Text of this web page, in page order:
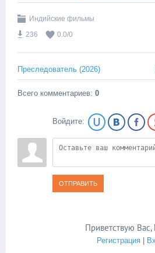
Индийские фильмы
236
0.0/0
Преследователь (2026)
Всего комментариев: 0
Войдите:
ОТПРАВИТЬ
Приветствую Вас,
Регистрация|